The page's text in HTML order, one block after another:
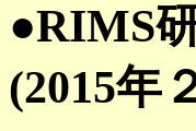
●RIMS
(2015年